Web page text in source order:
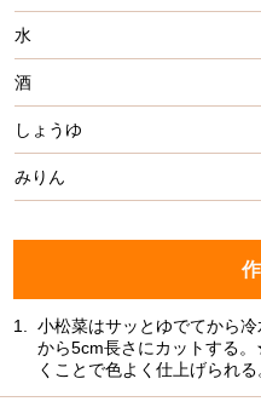
水
酒
しょうゆ
みりん
1.
小松菜はサッとゆでてから
から5cm長さにカットする
くことで色よく仕上げられる